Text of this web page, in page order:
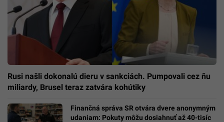
Rusi našli dokonalú dieru v sankciách. Pumpovali cez ňu
miliardy, Brusel teraz zatvára kohútiky
Finančná správa SR otvára dvere anonymným
udaniam: Pokuty môžu dosiahnuť až 40-tisíc